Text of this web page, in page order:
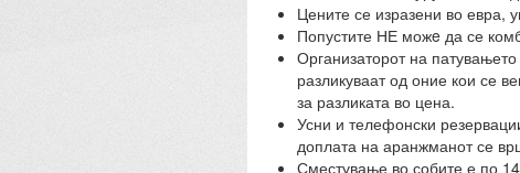
Цените се изразени во евра,
Попустите НЕ можe да се
Организаторот на
разликуваат од оние кои се
за разликата во цена.
Усни и телефонски
доплата на аранжманот се
Сместување во собите е по